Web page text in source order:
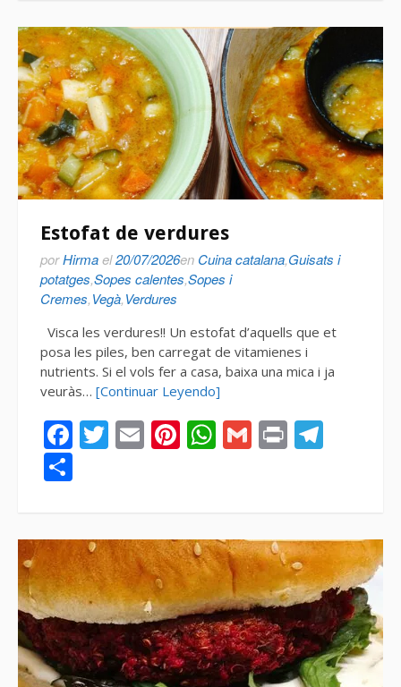
Estofat de verdures
porHirmael20/07/2026en Cuina catalana,Guisats i
potatges,Sopes calentes,Sopes i
Cremes,Vegà,Verdures
Visca les verdures!! Un estofat d’aquells que et
posa les piles, ben carregat de vitamienes i
nutrients. Si el vols fer a casa, baixa una mica i ja
veuràs… [Continuar Leyendo]
Facebook
Twitter
EmailPinterest
WhatsApp
Gmail
Print